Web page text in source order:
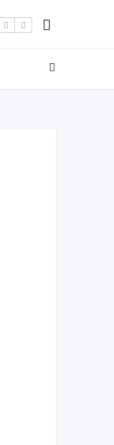
IskanjeNapredno iskanje